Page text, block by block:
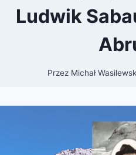
Ludwik
Przez Michał